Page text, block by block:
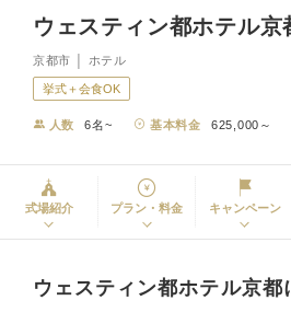
ウェスティン都ホテル京
京都市 │ ホテル
挙式＋会食OK
人数 6名~ 基本料金 625,000～
式場紹介 プラン・料金 キャンペーン
ウェスティン都ホテル京都